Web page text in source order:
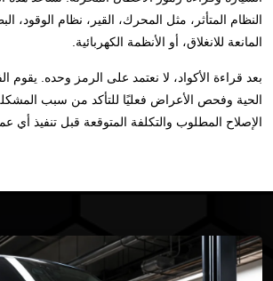
النظام المتأثر، مثل المحرك، القير، نظام الوقود،
المانعة للانغلاق، أو الأنظمة الكهربائية.
بعد قراءة الأكواد، لا نعتمد على الرمز وحده. يقوم
الحية وفحص الأعراض فعليًا للتأكد من سبب
الإصلاح المطلوب والتكلفة المتوقعة قبل تنفيذ أي